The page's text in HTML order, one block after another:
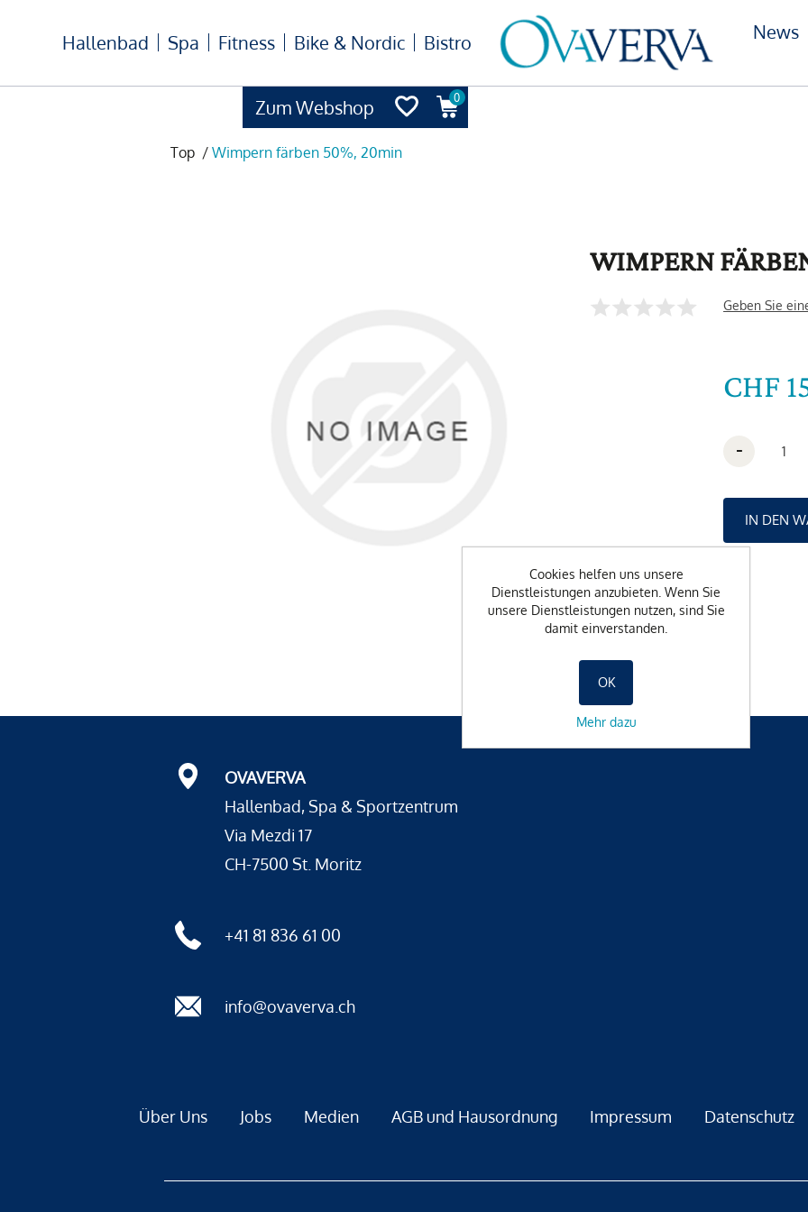
Zum Webshop 0
Hallenbad Spa Fitness Bike & Nordic Bistro News
Top / Wimpern färben 50%, 20min
WIMPERN
Geben Sie
CHF
-
OVAVERVA
Hallenbad, Spa & Sportzentrum
Via Mezdi 17
CH-7500 St. Moritz
+41 81 836 61 00
info@ovaverva.ch
Über Uns Jobs Medien AGB und Hausordnung Impressum Datenschutz
Cookies helfen uns unsere
Dienstleistungen anzubieten. Wenn Sie
unsere Dienstleistungen nutzen, sind Sie
damit einverstanden.
OK
Mehr dazu